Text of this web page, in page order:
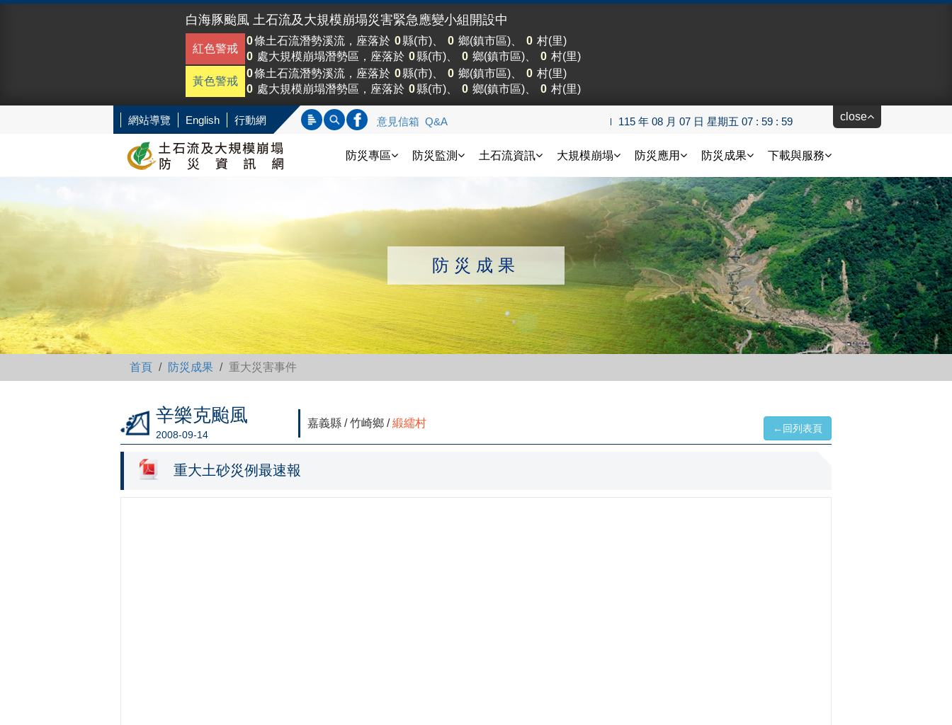
close
白海豚颱風 土石流及大規模崩塌災害緊急應變小組開設中
紅色警戒
0條土石流潛勢溪流，座落於 0縣(市)、 0 鄉(鎮市區)、 0 村(里)
0 處大規模崩塌潛勢區，座落於 0縣(市)、 0 鄉(鎮市區)、 0 村(里)
黃色警戒
0條土石流潛勢溪流，座落於 0縣(市)、 0 鄉(鎮市區)、 0 村(里)
0 處大規模崩塌潛勢區，座落於 0縣(市)、 0 鄉(鎮市區)、 0 村(里)
網站導覽 English 行動網 標題查詢內文查詢連結FB
意見信箱 Q&A
115 年 08 月 07 日 星期五 08 : 00 : 00
防災專區
防災監測 土石流資訊 大規模崩塌 防災應用 防災成果 下載與服務
防災成果
首頁 防災成果 重大災害事件
辛樂克颱風
2008-09-14
嘉義縣 / 竹崎鄉 /緞繻村 ←回列表頁
重大土砂災例最速報